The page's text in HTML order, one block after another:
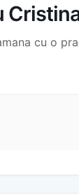
cu o